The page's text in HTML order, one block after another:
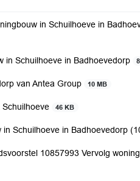
in Schuilhoeve in
in Schuilhoeve in Badhoevedorp
van Antea Group 10 MB
46 KB
Schuilhoeve in Badhoevedorp
10857993 Vervolg